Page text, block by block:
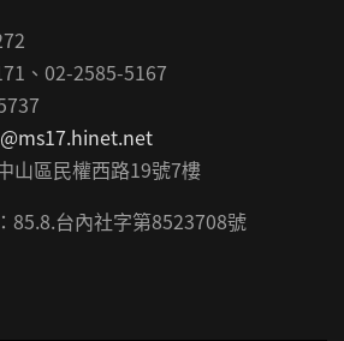
、02-2585-5167
山區民權西路19號7樓
85.8.台內社字第8523708號